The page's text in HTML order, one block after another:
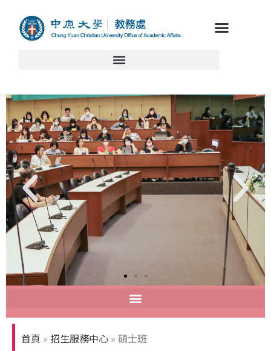
大學招生專業化會議
大學招生專業化會議
招生專業化諮詢會議
大學招生專業化會議
大學招生專業化會議
招生專業化諮詢會議
大學招生專業化會議
大學招生專業化會議
招生專業化諮詢會議
首頁 » 招生服務中心 » 碩士班